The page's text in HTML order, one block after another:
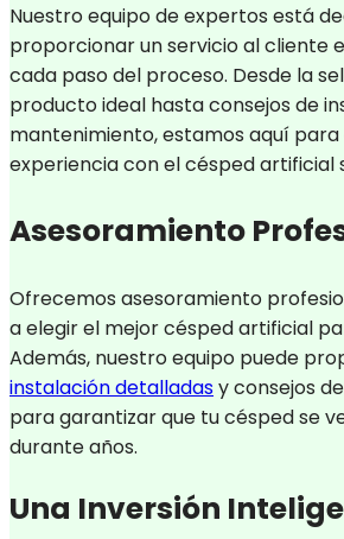
Nuestro equipo de expertos está
proporcionar un servicio al cliente
cada paso del proceso. Desde la
producto ideal hasta consejos de
mantenimiento, estamos aquí
experiencia con el césped artificial
Asesoramiento
Ofrecemos asesoramiento
a elegir el mejor césped artificial
Además, nuestro equipo puede
instalación detalladasy consejos
para garantizar que tu césped se
durante años.
Una Inversión